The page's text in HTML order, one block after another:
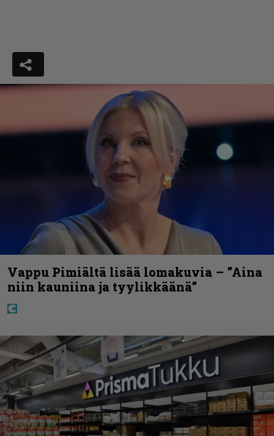
Vappu Pimiältä lisää lomakuvia – ”Aina
niin kauniina ja tyylikkäänä”